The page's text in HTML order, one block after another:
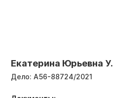
Екатерина Юрьевна У.
Дело: А56-88724/2021